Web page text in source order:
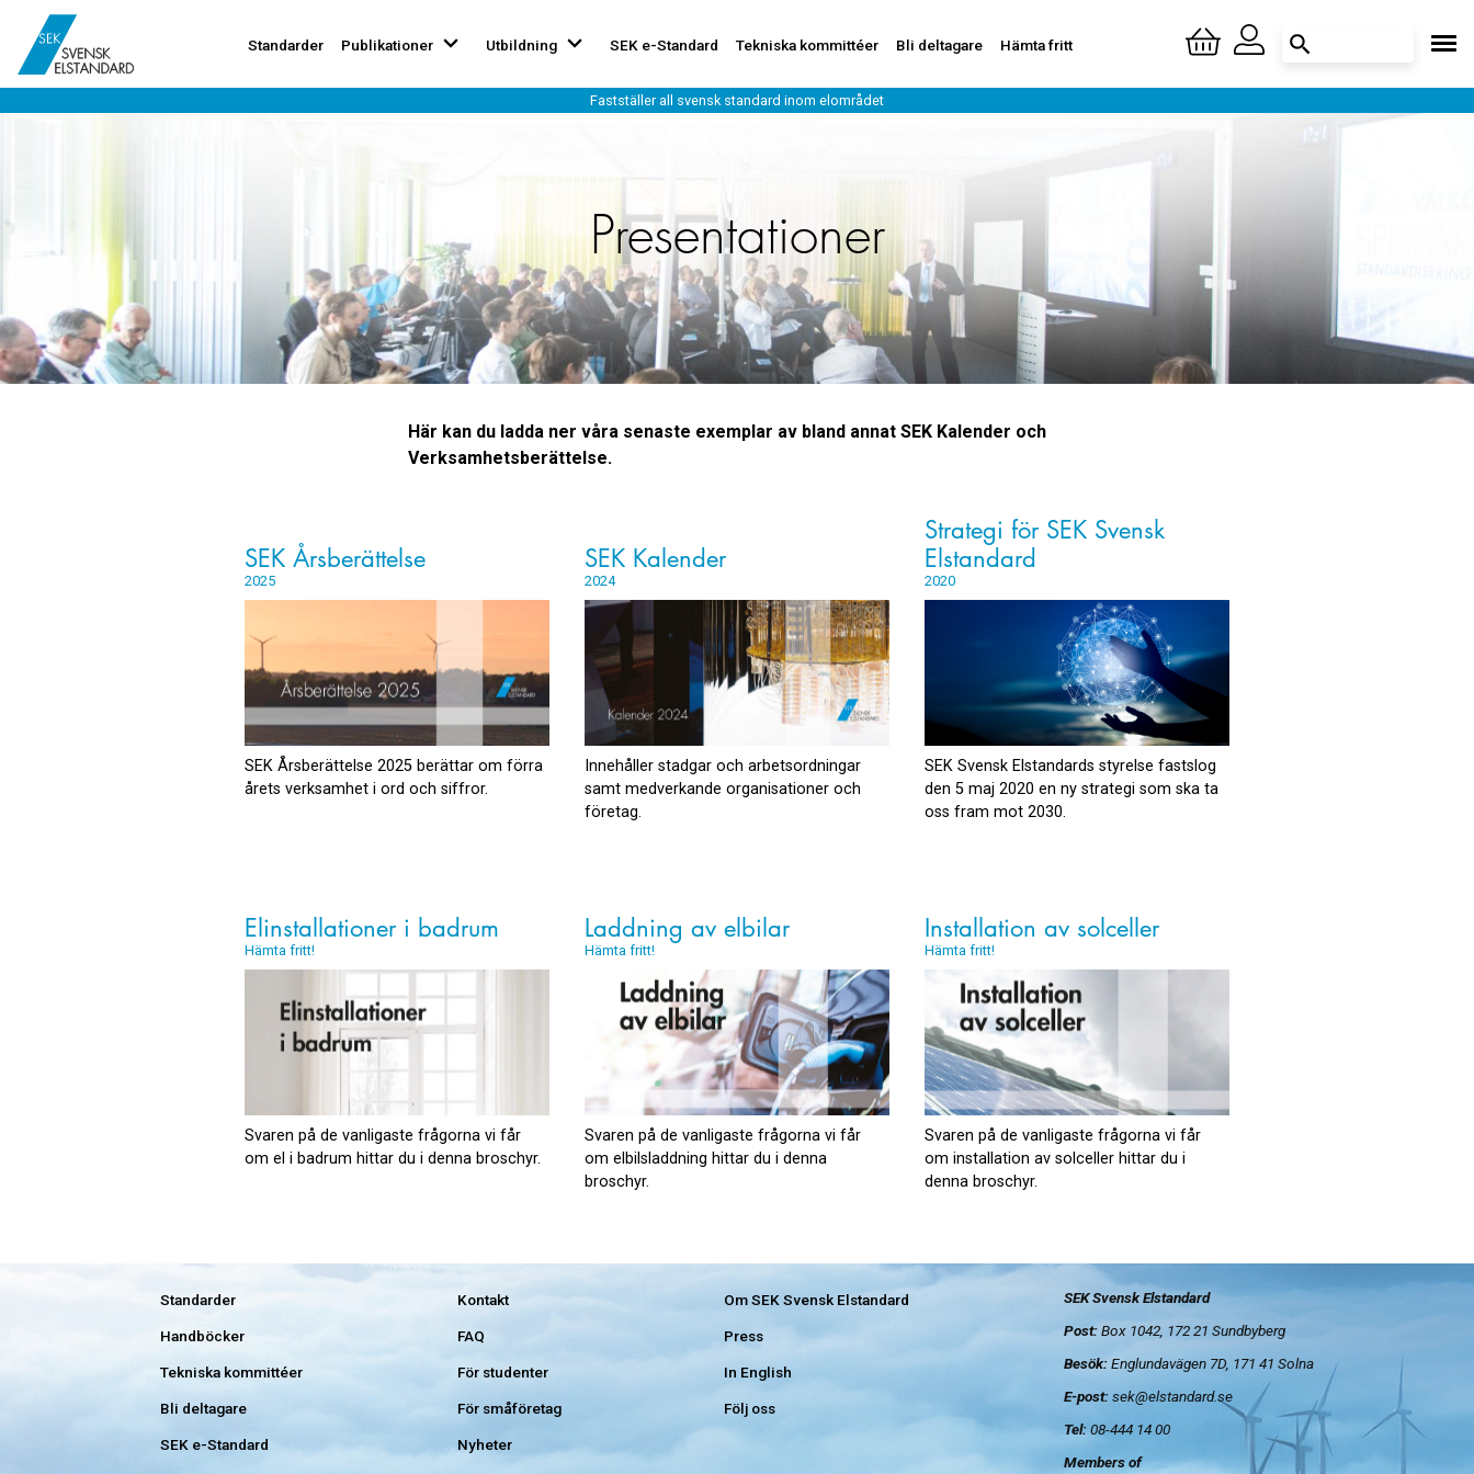
Standarder Publikationer Utbildning SEK e-Standard Tekniska kommittéer Bli deltagare Hämta fritt
Logga in
Presentationer
Här kan du ladda ner våra senaste exemplar av bland annat SEK Kalender och
Verksamhetsberättelse.
SEK Årsberättelse
2025
SEK Årsberättelse 2025 berättar om förra
årets verksamhet i ord och siffror.
SEK Kalender
2024
Innehåller stadgar och arbetsordningar
samt medverkande organisationer och
företag.
Strategi för SEK Svensk
Elstandard
2020
SEK Svensk Elstandards styrelse fastslog
den 5 maj 2020 en ny strategi som ska ta
oss fram mot 2030.
Elinstallationer i badrum
Hämta fritt!
Svaren på de vanligaste frågorna vi får
om el i badrum hittar du i denna broschyr.
Laddning av elbilar
Hämta fritt!
Svaren på de vanligaste frågorna vi får
om elbilsladdning hittar du i denna
broschyr.
Installation av solceller
Hämta fritt!
Svaren på de vanligaste frågorna vi får
om installation av solceller hittar du i
denna broschyr.
Standarder
Handböcker
Tekniska kommittéer
Bli deltagare
SEK e-Standard
Kontakt
FAQ
För studenter
För småföretag
Nyheter
Om SEK Svensk Elstandard
Press
In English
Följ oss
SEK Svensk Elstandard
Post:Box 1042, 172 21 Sundbyberg
Besök:Englundavägen 7D, 171 41 Solna
E-post:sek@elstandard.se
Tel:08-444 14 00
Members of